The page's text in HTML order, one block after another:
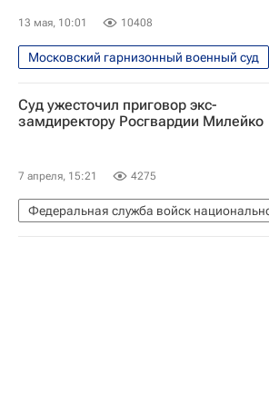
13 мая, 10:01 10408
Московский гарнизонный военный суд
Происшествия
Россия
Суд ужесточил приговор экс-
замдиректору Росгвардии Милейко
7 апреля, 15:21 4275
Россия
Происшествия